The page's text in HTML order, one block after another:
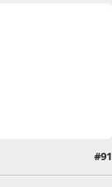
#91